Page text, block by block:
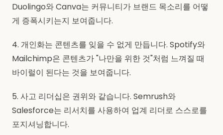
Duolingo와 Canva는 커뮤니티가 브랜드 목소리를 어떻
게 증폭시키는지 보여줍니다.
4. 개인화는 콘텐츠를 잊을 수 없게 만듭니다. Spotify와
Mailchimp은 콘텐츠가 "나만을 위한 것"처럼 느껴질 때
바이럴이 된다는 것을 보여줍니다.
5. 사고 리더십은 권위와 같습니다. Semrush와
Salesforce는 리서치를 사용하여 업계 리더로 스스로를
포지셔닝합니다.